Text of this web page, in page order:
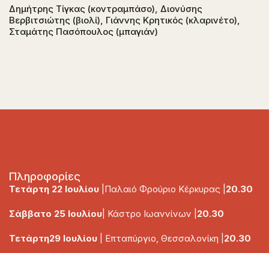
Δημήτρης Τίγκας (κοντραμπάσο), Διονύσης
Βερβιτσιώτης (βιολί), Γιάννης Κρητικός (κλαρινέτο),
Σταμάτης Πασόπουλος (μπαγιάν)
Πληροφορίες
Τετάρτη 22 Ιουλίου |Παλαιό Φρούριο Κέρκυρας | 20.30
Σάββατο 25 Ιουλίου | Κάστρο Ιωαννίνων | 20.30
Τετάρτη29 Ιουλίου | Επταπύργιο, Θεσσαλονίκη | 20.30